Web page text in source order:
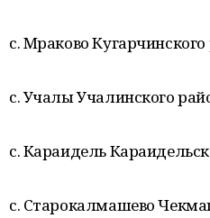
с. Мраково
с. Учалы Учалинского
с. Караидель
с. Старокалмашево